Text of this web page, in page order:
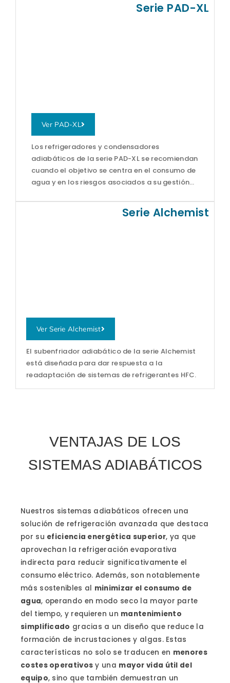
Ver PAD-XL
Serie PAD-XL
Los refrigeradores y condensadores
adiabáticos de la serie PAD-XL se recomiendan
cuando el objetivo se centra en el consumo de
agua y en los riesgos asociados a su gestión…
Serie Alchemist
Ver Serie Alchemist
El subenfriador adiabático de la serie Alchemist
está diseñada para dar respuesta a la
readaptación de sistemas de refrigerantes HFC.
VENTAJAS DE LOS
SISTEMAS ADIABÁTICOS
Nuestros sistemas adiabáticos ofrecen una
solución de refrigeración avanzada que destaca
por su eficiencia energética superior, ya que
aprovechan la refrigeración evaporativa
indirecta para reducir significativamente el
consumo eléctrico. Además, son notablemente
más sostenibles al minimizar el consumo de
agua, operando en modo seco la mayor parte
del tiempo, y requieren un mantenimiento
simplificado gracias a un diseño que reduce la
formación de incrustaciones y algas. Estas
características no solo se traducen en menores
costes operativos y una mayor vida útil del
equipo, sino que también demuestran un